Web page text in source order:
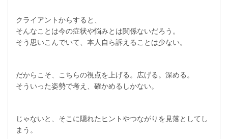
クライアントからすると、
そんなことは今の症状や悩みとは関係ないだろう。
そう思いこんでいて、本人自ら訴えることは少ない。
だからこそ、こちらの視点を上げる。広げる。深める。
そういった姿勢で考え、確かめるしかない。
じゃないと、そこに隠れたヒントやつながりを見落としてし
まう。